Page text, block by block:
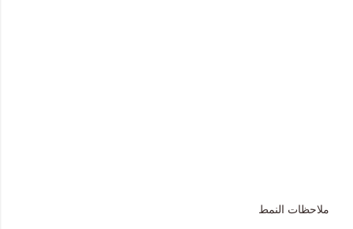
ملاحظات النمط